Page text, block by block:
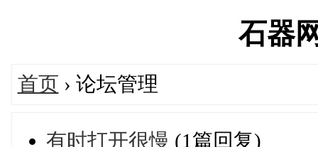
石器
首页 › 论坛管理
有时打开很慢 (1篇回复)